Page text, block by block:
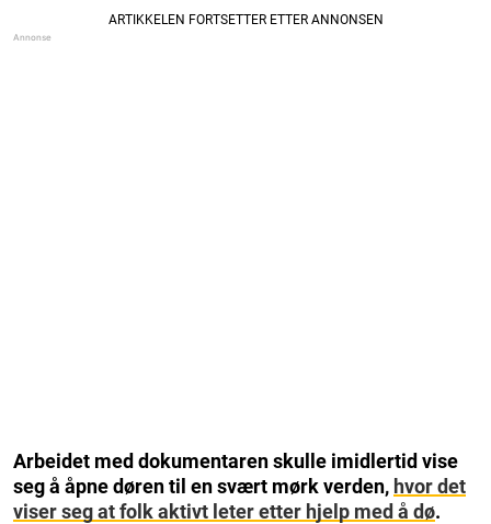
Arbeidet med dokumentaren skulle imidlertid vise
seg å åpne døren til en svært mørk verden, hvor det
viser seg at folk aktivt leter etter hjelp med å dø.